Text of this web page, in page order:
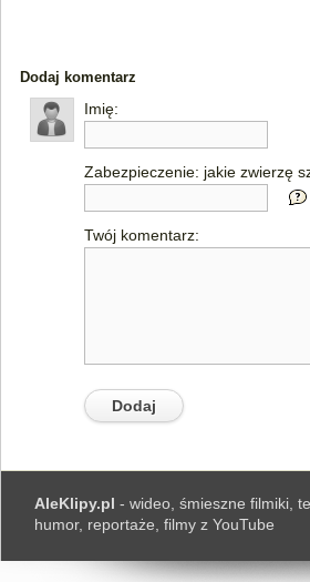
Dodaj komentarz
Imię:
Zabezpieczenie: jakie zwierzę
Twój komentarz:
AleKlipy.pl - wideo, śmieszne filmiki,
humor, reportaże, filmy z YouTube